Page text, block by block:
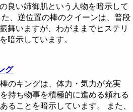
良い姉御肌という人物を暗示して
、逆位置の棒のクイーンは、普段
舞いますが、わがままでヒステリ
暗示しています。
グ
のキングは、体力・気力が充実
持ち物事を積極的に進める頼れる
ることを暗示しています。 また、